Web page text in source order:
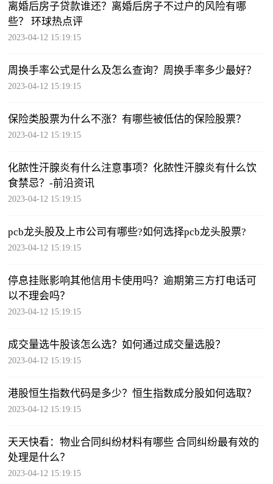
离婚后房子贷款谁还？离婚后房子不过户的风险有哪
些？ 环球热点评
2023-04-12 15:19:15
周换手率公式是什么及怎么查询？周换手率多少最好？
2023-04-12 15:19:15
保险类股票为什么不涨？有哪些被低估的保险股票？
2023-04-12 15:19:15
化脓性汗腺炎有什么注意事项？化脓性汗腺炎有什么饮
食禁忌？-前沿资讯
2023-04-12 15:19:15
pcb龙头股及上市公司有哪些?如何选择pcb龙头股票?
2023-04-12 15:19:15
停息挂账影响其他信用卡使用吗？逾期第三方打电话可
以不理会吗？
2023-04-12 15:19:15
成交量选牛股该怎么选？如何通过成交量选股？
2023-04-12 15:19:15
港股恒生指数代码是多少？恒生指数成分股如何选取？
2023-04-12 15:19:15
天天快看：物业合同纠纷材料有哪些 合同纠纷最有效的
处理是什么？
2023-04-12 15:19:15